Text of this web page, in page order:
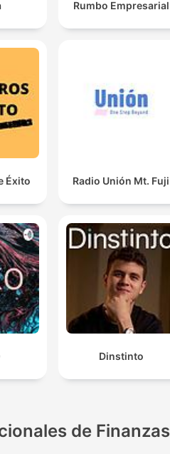
Rumbo Empresarial
Éxito Radio Unión Mt. Fuji
Dinstinto
de Finanzas